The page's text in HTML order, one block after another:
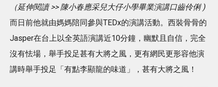
（延伸閱讀 >> 陳小春應采兒大仔小學畢業演講口齒伶俐 )
而日前他就由媽媽陪同參與TEDx的演講活動。西裝骨骨的
Jasper在台上以全英語演講近10分鐘，幽默且自信，完全
沒有怯場，舉手投足甚有大將之風，更有網民更形容他演
講時舉手投足「有點李顯龍的味道」，甚有大將之風！